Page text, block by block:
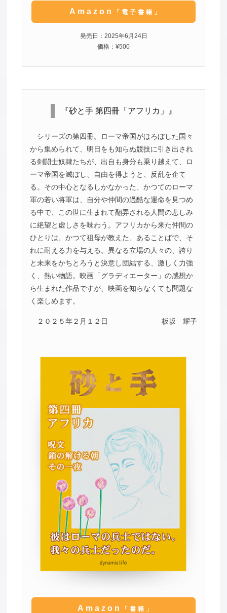
Amazon 「電子書籍」
発売日：2025年6月24日
価格：¥500
『砂と手 第四冊「アフリカ」』
シリーズの第四冊。ローマ帝国がほろぼした国々
から集められて、明日をも知らぬ競技に引き出され
る剣闘士奴隷たちが、出自も身分も乗り越えて、ロ
ーマ帝国を滅ぼし、自由を得ようと、反乱を企て
る。その中心となるしかなかった、かつてのローマ
軍の若い将軍は、自分や仲間の過酷な運命を見つめ
る中で、この世に生まれて翻弄される人間の悲しみ
に絶望と虚しさを味わう。アフリカから来た仲間の
ひとりは、かつて祖母が教えた、あることばで、そ
れに耐える力を与える。異なる立場の人々の、誇り
と未来をかちとろうと決意し団結する、激しく力強
く、熱い物語。映画「グラディエーター」の感想か
ら生まれた作品ですが、映画を知らなくても問題な
く楽しめます。
２０２５年２月１２日 板坂 耀子
Amazon 「書籍」